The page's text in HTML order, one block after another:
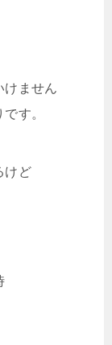
けません
す。
けど